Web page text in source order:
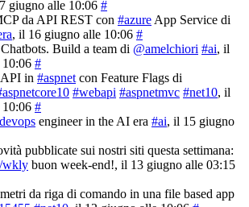
giugno alle 10:06 #
da API REST con #azure App Service di
, il 16 giugno alle 10:06 #
Build a team di @amelchiori #ai, il
#
in #aspnet con Feature Flags di
#webapi #aspnetmvc #net10, il
#
engineer in the AI era #ai, il 15 giugno
pubblicate sui nostri siti questa settimana:
wkly buon week-end!, il 13 giugno alle 03:15
da riga di comando in una file based app